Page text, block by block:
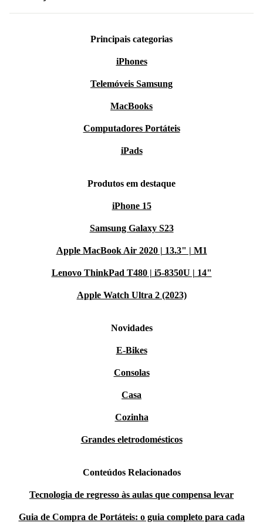
Principais categorias
iPhones
Telemóveis Samsung
MacBooks
Computadores Portáteis
iPads
Produtos em destaque
iPhone 15
Samsung Galaxy S23
Apple MacBook Air 2020 | 13.3" | M1
Lenovo ThinkPad T480 | i5-8350U | 14"
Apple Watch Ultra 2 (2023)
Novidades
E-Bikes
Consolas
Casa
Cozinha
Grandes eletrodomésticos
Conteúdos Relacionados
Tecnologia de regresso às aulas que compensa levar
Guia de Compra de Portáteis: o guia completo para cada